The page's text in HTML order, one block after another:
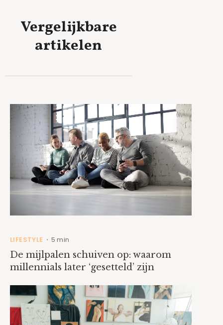
Vergelijkbare
artikelen
LIFESTYLE • 5 min
De mijlpalen schuiven op: waarom
millennials later ‘gesetteld’ zijn